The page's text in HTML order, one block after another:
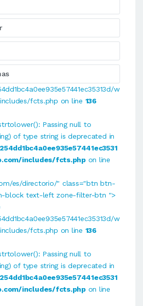
w
fcts.php on line 136
Passing null to
of type string is deprecated in
includes/fcts.phpon line
es/directorio/" class="btn btn-
block text-left zone-filter-btn ">
w
fcts.php on line 136
Passing null to
of type string is deprecated in
includes/fcts.phpon line